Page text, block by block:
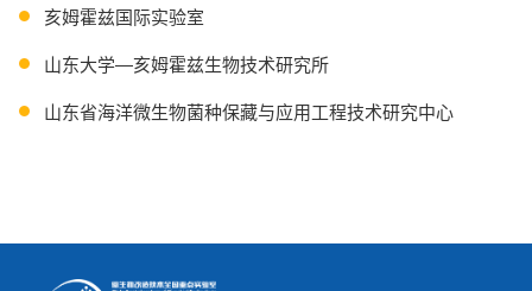
亥姆霍兹国际实验室
山东大学—亥姆霍兹生物技术研究所
山东省海洋微生物菌种保藏与应用工程技术研究中心